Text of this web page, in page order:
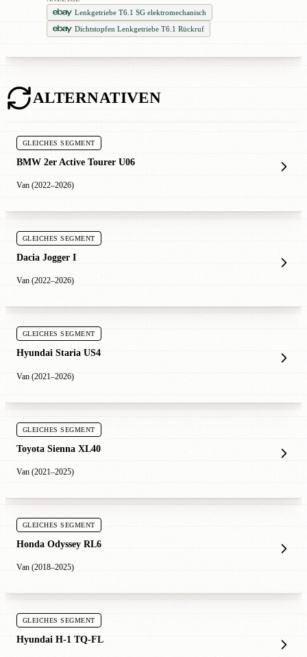
Lenkgetriebe T6.1 SG elektromechanisch
Dichtstopfen Lenkgetriebe T6.1 Rückruf
ALTERNATIVEN
GLEICHES SEGMENT
BMW 2er Active Tourer U06
Van (2022–2026)
GLEICHES SEGMENT
Dacia Jogger I
Van (2022–2026)
GLEICHES SEGMENT
Hyundai Staria US4
Van (2021–2026)
GLEICHES SEGMENT
Toyota Sienna XL40
Van (2021–2025)
GLEICHES SEGMENT
Honda Odyssey RL6
Van (2018–2025)
GLEICHES SEGMENT
Hyundai H-1 TQ-FL